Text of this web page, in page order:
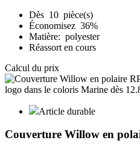
Dès 10 pièce(s)
Économisez 36%
Matière: polyester
Réassort en cours
Calcul du prix
Article durable
Couverture Willow en